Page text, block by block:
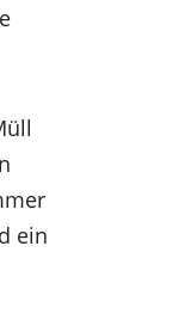
ein